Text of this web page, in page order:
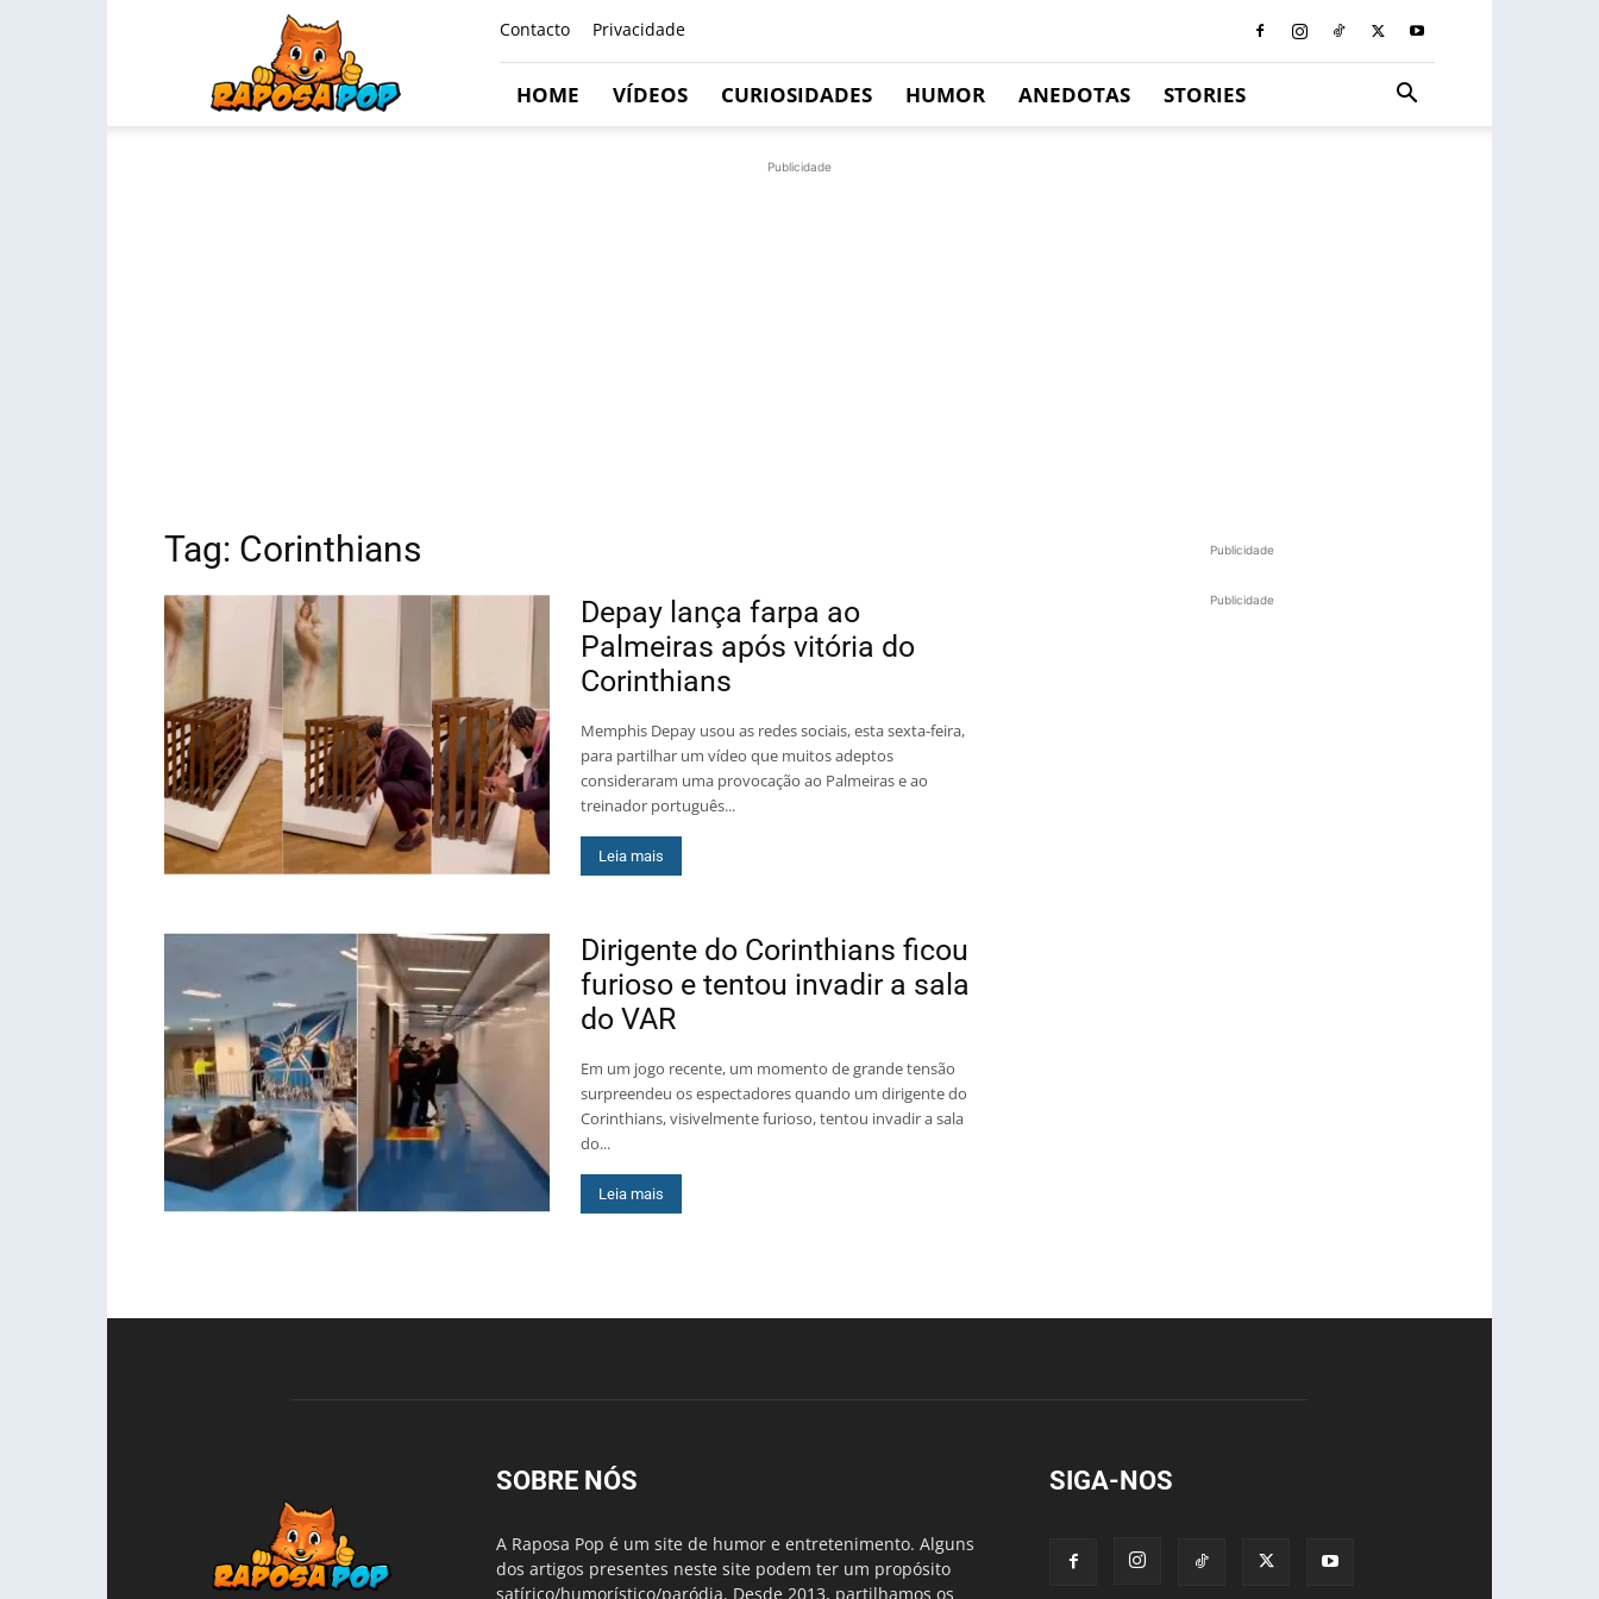
Contacto Privacidade
HOME VÍDEOS CURIOSIDADES HUMOR ANEDOTAS STORIES
Publicidade
Tag: Corinthians
Depay lança farpa ao
Palmeiras após vitória do
Corinthians
Memphis Depay usou as redes sociais, esta sexta-feira,
para partilhar um vídeo que muitos adeptos
consideraram uma provocação ao Palmeiras e ao
treinador português...
Leia mais
Dirigente do Corinthians ficou
furioso e tentou invadir a sala
do VAR
Em um jogo recente, um momento de grande tensão
surpreendeu os espectadores quando um dirigente do
Corinthians, visivelmente furioso, tentou invadir a sala
do...
Leia mais
Publicidade
Publicidade
SOBRE NÓS
A Raposa Pop é um site de humor e entretenimento. Alguns
dos artigos presentes neste site podem ter um propósito
satírico/humorístico/paródia. Desde 2013, partilhamos os
SIGA-NOS